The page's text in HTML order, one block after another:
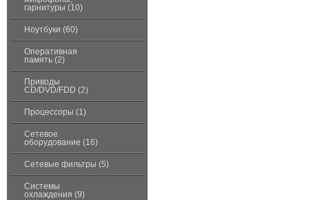
гарнитуры (10)
Ноутбуки (60)
Оперативная
память (2)
Приводы
CD/DVD/FDD (2)
Процессоры (1)
Сетевое
оборудование (16)
Сетевые фильтры (5)
Системы
охлаждения (9)